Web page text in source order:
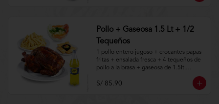
condiciones.https://www.lenaycarbon.co
Pollo + Gaseosa 1.5 Lt + 1/2
Tequeños
1 pollo entero jugoso + crocantes papas
fritas + ensalada fresca + 4 tequeños de
pollo a la brasa + gaseosa de 1.5lt.
Aplica terminos y
condiciones.https://www.lenaycarbon.co
S/ 85.90